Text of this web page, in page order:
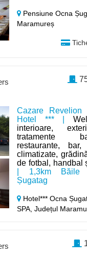
Pensiune Ocna
Maramureș
Cazare Revelion
Hotel *** |
interioare,
tratamente
restaurante,
climatizate,
de fotbal, handbal
| 1,3km Băile
Șugatag
Hotel*** Ocna
SPA, Județul